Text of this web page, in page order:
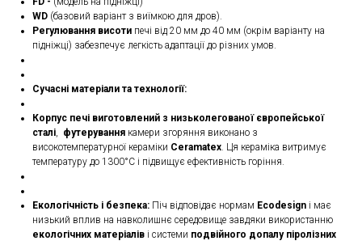
WD (базовий варіант з виїмкою для дров).
Регулювання висоти печі від 20 мм до 40 мм (окрім варіанту на
підніжці) забезпечує легкість адаптації до різних умов.
Сучасні матеріали та технології:
Корпус печі виготовлений з низьколегованої європейської
сталі, футерування камери згоряння виконано з
високотемпературної кераміки Ceramatex. Ця кераміка витримує
температуру до 1300°C і підвищує ефективність горіння.
Екологічність і безпека: Піч відповідає нормам Ecodesign і має
низький вплив на навколишнє середовище завдяки використанню
екологічних матеріалів і системи подвійного допалу піролізних